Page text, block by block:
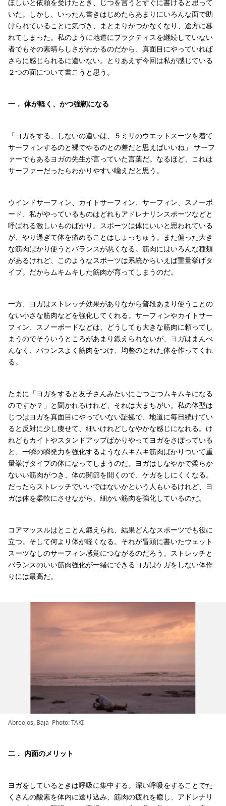
ほしいと依頼を受けたとき、じつを言うとすぐに書けると思って
いた。しかし、いったん書きはじめたらあまりにいろんな面で助
けられていることに気づき、まとまりがつかなくなり、途方に暮
れてしまった。私のように地道にプラクティスを継続していない
者でもその素晴らしさがわかるのだから、真面目にやっていれば
さらに感じられるに違いない。とりあえず今回は私が感じている
２つの面について書こうと思う。
一． 体が軽く、かつ強靭になる
「ヨガをする、しないの違いは、５ミリのウエットスーツを着て
サーフィンするのと裸でやるのとの差だと思えばいいね」 サーフ
ァーでもあるヨガの先生が言っていた言葉だ。なるほど、これは
サーファーだったらわかりやすい喩えだと思う。
ウインドサーフィン、カイトサーフィン、サーフィン、スノーボ
ード、私がやっているものはどれもアドレナリンスポーツなどと
呼ばれる激しいものばかり。スポーツは体にいいと思われている
が、やり過ぎて体を痛めることはしょっちゅう。また偏った大き
な筋肉ばかり使うとバランスが悪くなる。筋肉にはいろんな種類
があるけれど、このようなスポーツは系統からいえば重量挙げタ
イプ。だからムキムキした筋肉が育ってしまうのだ。
一方、ヨガはストレッチ効果がありながら普段あまり使うことの
ない小さな筋肉などを強化してくれる。サーフィンやカイトサー
フィン、スノーボードなどは、どうしても大きな筋肉に頼ってし
まうのでそういうところがあまり鍛えられないが、ヨガはまんべ
んなく、バランスよく筋肉をつけ、均整のとれた体を作ってくれ
る。
たまに「ヨガをすると友子さんみたいにごつごつムキムキになる
のですか？」と聞かれるけれど、それは大まちがい。私の体型は
じつはヨガを真面目にやっていない証拠で、地道に毎日続けてい
ると反対に少し痩せて、細いけれどしなやかな感じになれる。け
れどもカイトやスタンドアップばかりやってヨガをさぼっている
と、一瞬の瞬発力を強化するようなムキムキ筋肉ばかりついて重
量挙げタイプの体になってしまうのだ。ヨガはしなやかで柔らか
ないい筋肉がつき、体の関節を開くので、ケガをしにくくなる。
だったらストレッチでいいではないかという人もいるけれど、ヨ
ガは体を柔軟にさせながら、細かい筋肉を強化しているのだ。
コアマッスルはとことん鍛えられ、結果どんなスポーツでも役に
立つ。そして何より体が軽くなる。それが冒頭に書いたウェット
スーツなしのサーフィン感覚につながるのだろう。ストレッチと
バランスのいい筋肉強化が一緒にできるヨガはケガをしない体作
りには最高だ。
Abreojos, Baja Photo: TAKI
二． 内面のメリット
ヨガをしているときは呼吸に集中する。深い呼吸をすることでた
くさんの酸素を体内に送り込み、筋肉の疲れを癒し、アドレナリ